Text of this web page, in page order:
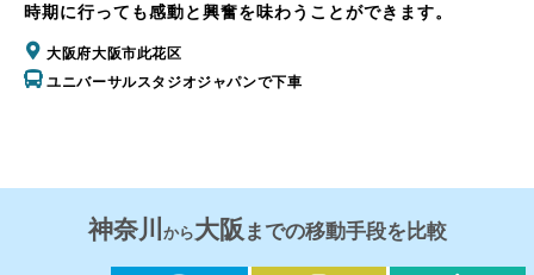
時期に行っても感動と興奮を味わうことができます。
大阪府大阪市此花区
ユニバーサルスタジオジャパンで下車
神奈川 から大阪 までの移動手段を比較